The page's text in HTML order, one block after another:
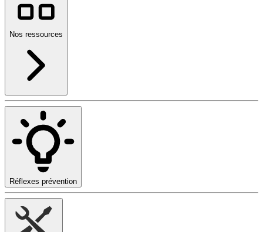
Nos ressources
Réflexes prévention